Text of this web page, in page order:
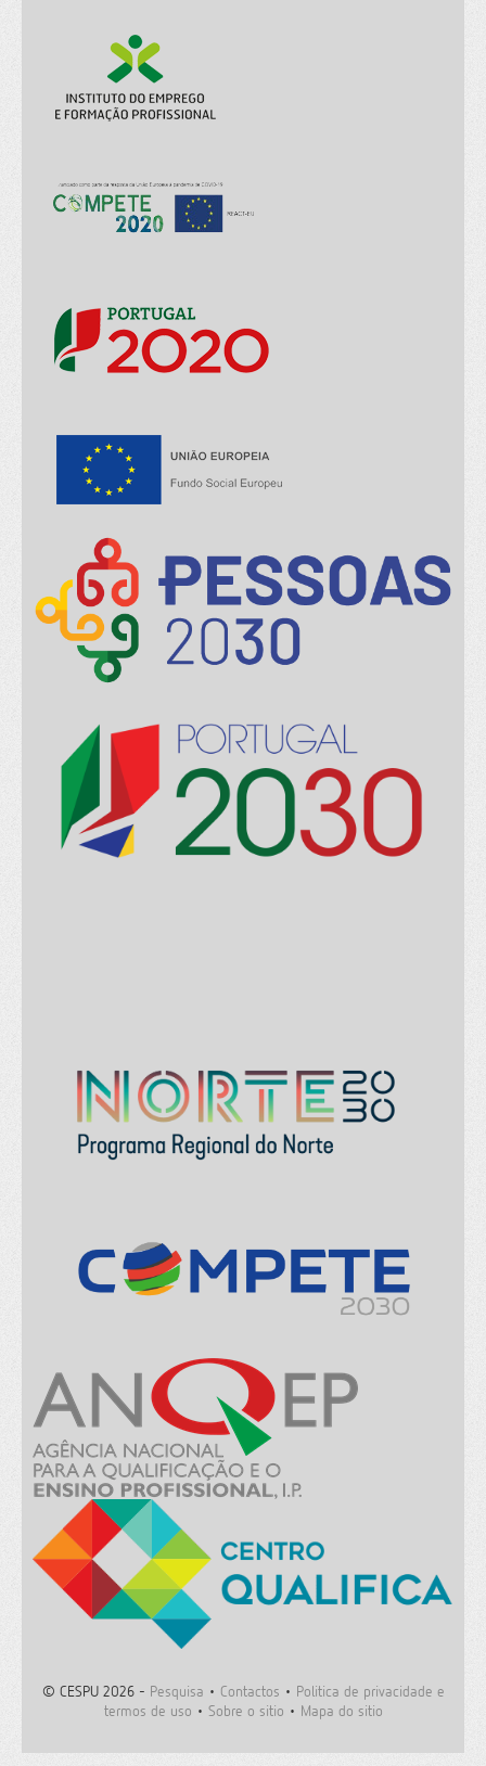
© CESPU 2026 - Pesquisa • Contactos • Politica de privacidade e
termos de uso • Sobre o sitio • Mapa do sitio